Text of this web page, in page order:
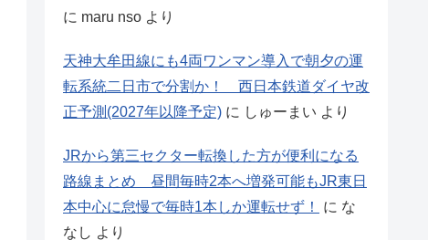
に maru nso より
天神大牟田線にも4両ワンマン導入で朝夕の運
転系統二日市で分割か！ 西日本鉄道ダイヤ改
正予測(2027年以降予定) に しゅーまい より
JRから第三セクター転換した方が便利になる
路線まとめ 昼間毎時2本へ増発可能もJR東日
本中心に怠慢で毎時1本しか運転せず！
に な
なし より